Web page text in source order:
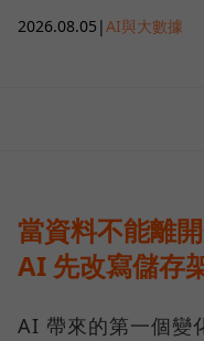
2026.08.05 |AI與大數據
當資料不能離
AI 先改寫儲存
AI 帶來的第一個變